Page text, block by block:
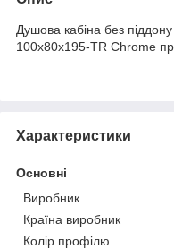
Душова кабіна без
100x80x195-TR Chrome
Характеристики
Основні
Виробник
Країна виробник
Колір профілю